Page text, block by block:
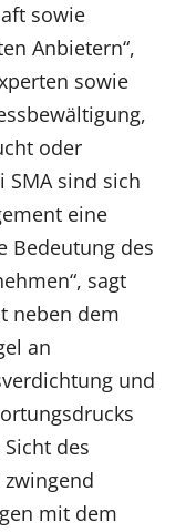
sowie
Anbietern“,
sowie
oder
SMA sind sich
eine
Bedeutung des
sagt
neben dem
an
und
des
mit dem